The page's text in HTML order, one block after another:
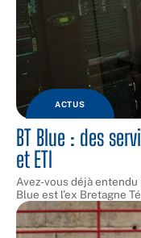
ACTUS
BT Blue : des
et ETI
Avez-vous déjà
Blue est l’ex Bretagne